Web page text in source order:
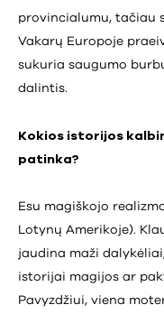
provincialumu, tačiau
Vakarų Europoje
sukuria saugumo
dalintis.
Kokios istorijos
patinka?
Esu magiškojo
Lotynų Amerikoje).
jaudina maži
istorijai magijos ar
Pavyzdžiui, viena